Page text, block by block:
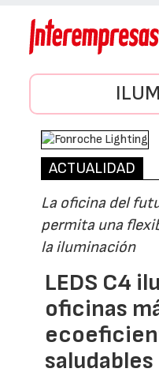
ACTUALIDAD
La oficina del
permita una
la iluminación
LEDS C4
oficinas
saludables